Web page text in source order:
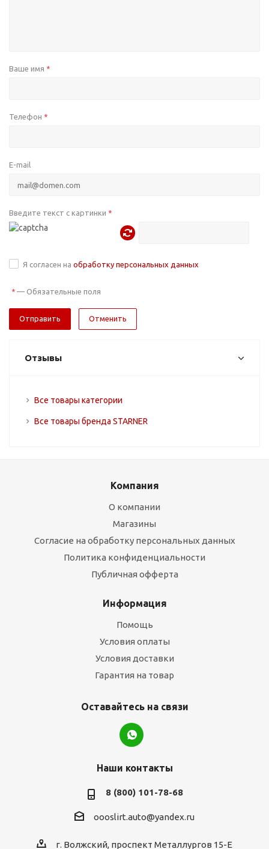
Ваше имя *
Телефон *
E-mail
Введите текст с картинки *
Я согласен на обработку персональных данных
* — Обязательные поля
Отменить
Отзывы
Все товары категории
Все товары бренда STARNER
Компания
О компании
Магазины
Согласие на обработку персональных данных
Политика конфиденциальности
Публичная офферта
Информация
Помощь
Условия оплаты
Условия доставки
Гарантия на товар
Оставайтесь на связи
Наши контакты
8 (800) 101-78-68
oooslirt.auto@yandex.ru
г. Волжский, проспект Металлургов 15-Е